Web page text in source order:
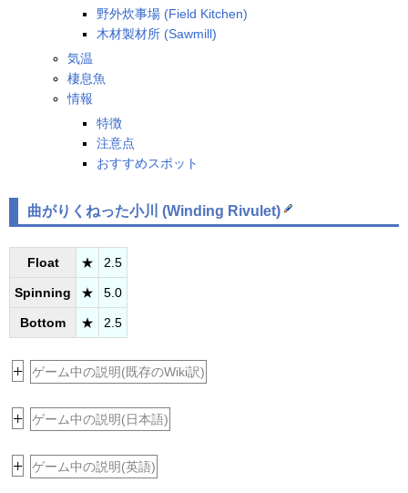
野外炊事場 (Field Kitchen)
木材製材所 (Sawmill)
気温
棲息魚
情報
特徴
注意点
おすすめスポット
曲がりくねった小川 (Winding Rivulet)
Float ★ 2.5
Spinning ★ 5.0
Bottom ★ 2.5
+ ゲーム中の説明(既存のWiki訳)
+ ゲーム中の説明(日本語)
+ ゲーム中の説明(英語)